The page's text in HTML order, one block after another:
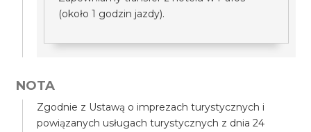
(około 1 godzin jazdy).
NOTA
Zgodnie z Ustawą o imprezach turystycznych i
powiązanych usługach turystycznych z dnia 24